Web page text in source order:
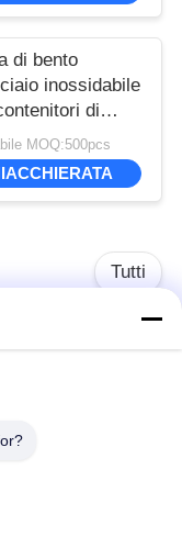
di bento
inossidabile
di
d'acciaio
MOQ:500pcs
Tutti
pentole